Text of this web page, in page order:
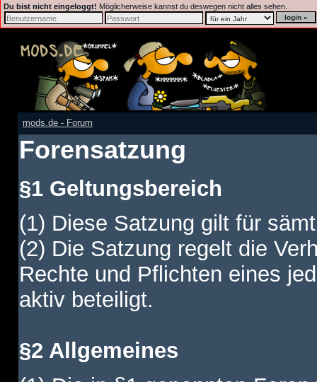
Du bist nicht eingeloggt! Möglicherweise kannst du deswegen nicht alles sehen.
mods.de - Forum
Forensatzung
§1 Geltungsbereich
(1) Diese Satzung gilt für
(2) Die Satzung regelt die
Rechte und Pflichten eines
aktiv beteiligt.
§2 Allgemeines